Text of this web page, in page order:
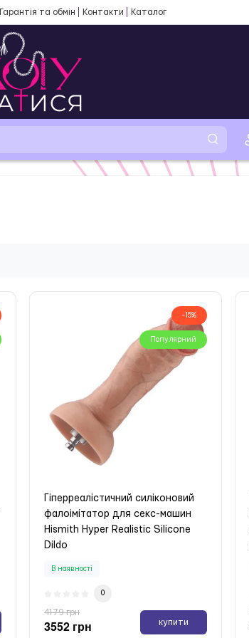
Гарантія та обмін Контакти Каталог
Мітелка YESforLOV CARESSING
FEATHER
купити
-15%
Популярний
Гіперреалістичний силіконовий
фалоімітатор для секс-машин
Hismith Hyper Realistic Silicone
Dildo
В наявності
0
4179 грн
3552 грн купити